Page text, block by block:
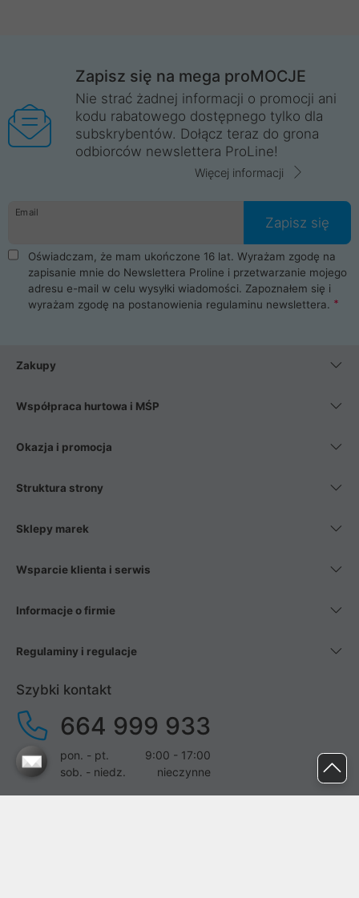
Zapisz się na mega proMOCJE
Nie strać żadnej informacji o promocji ani
kodu rabatowego dostępnego tylko dla
subskrybentów. Dołącz teraz do grona
odbiorców newslettera ProLine!
Więcej informacji
Email
Zapisz się
Oświadczam, że mam ukończone 16 lat. Wyrażam zgodę na
zapisanie mnie do Newslettera Proline i przetwarzanie mojego
adresu e-mail w celu wysyłki wiadomości. Zapoznałem się i
wyrażam zgodę na postanowienia regulaminu newslettera.
Zakupy
Współpraca hurtowa i MŚP
Okazja i promocja
Struktura strony
Sklepy marek
Wsparcie klienta i serwis
Informacje o firmie
Regulaminy i regulacje
Szybki kontakt
664 999 933
pon. - pt.
9:00 - 17:00
sob. - niedz.
nieczynne